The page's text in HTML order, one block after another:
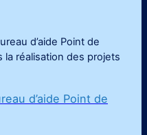
d’aide Point de
réalisation des projets
d’aide Point de